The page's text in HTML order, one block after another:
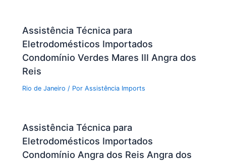
Assistência Técnica para
Eletrodomésticos Importados
Condomínio Verdes Mares III Angra dos
Reis
Rio de Janeiro / PorAssistência Imports
Assistência Técnica para
Eletrodomésticos Importados
Condomínio Angra dos Reis Angra dos